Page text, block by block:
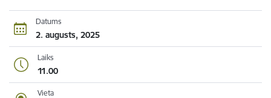
Datums
2. augusts, 2025
Laiks
11.00
Vieta